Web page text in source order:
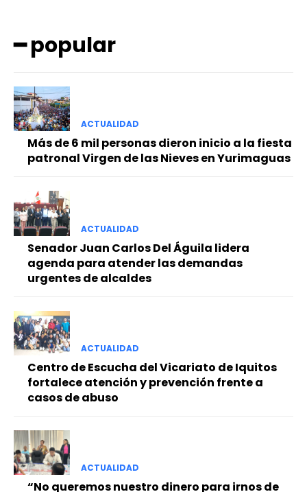
━ popular
ACTUALIDAD
Más de 6 mil personas dieron inicio a la fiesta
patronal Virgen de las Nieves en Yurimaguas
ACTUALIDAD
Senador Juan Carlos Del Águila lidera
agenda para atender las demandas
urgentes de alcaldes
ACTUALIDAD
Centro de Escucha del Vicariato de Iquitos
fortalece atención y prevención frente a
casos de abuso
ACTUALIDAD
“No queremos nuestro dinero para irnos de